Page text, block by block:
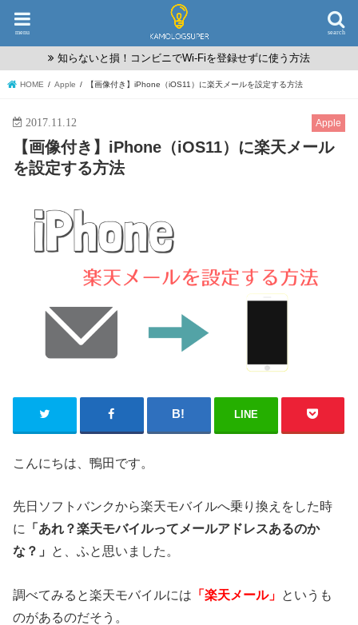
search
menu
知らないと損！コンビニでWi-Fiを登録せずに使う方法
HOME Apple 【画像付き】iPhone（iOS11）に楽天メールを設定する方法
Apple
2017.11.12
【画像付き】iPhone（iOS11）に楽天メール
を設定する方法
LINE
こんにちは、鴨田です。
先日ソフトバンクから楽天モバイルへ乗り換えをした時
に
「あれ？楽天モバイルってメールアドレスあるのか
な？」 と、ふと思いました。
調べてみると楽天モバイルには 「楽天メール」 というも
のがあるのだそう。